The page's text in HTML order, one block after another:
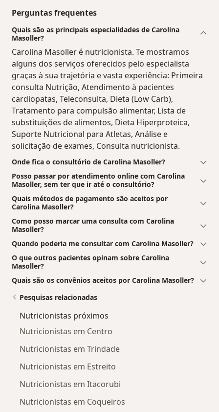
Perguntas frequentes
Quais são as principais especialidades de Carolina
Masoller?
Carolina Masoller é nutricionista. Te mostramos
alguns dos serviços oferecidos pelo especialista
graças à sua trajetória e vasta experiência: Primeira
consulta Nutrição, Atendimento à pacientes
cardiopatas, Teleconsulta, Dieta (Low Carb),
Tratamento para compulsão alimentar, Lista de
substituições de alimentos, Dieta Hiperproteica,
Suporte Nutricional para Atletas, Análise e
solicitação de exames, Consulta nutricionista.
Onde fica o consultório de Carolina Masoller?
Posso passar por atendimento online com Carolina
Masoller, sem ter que ir até o consultório?
Quais métodos de pagamento são aceitos por
Carolina Masoller?
Como posso marcar uma consulta com Carolina
Masoller?
Quando poderia me consultar com Carolina Masoller?
O que outros pacientes opinam sobre Carolina
Masoller?
Quais são os convênios aceitos por Carolina Masoller?
Pesquisas relacionadas
Nutricionistas próximos
Nutricionistas em Centro
Nutricionistas em Trindade
Nutricionistas em Estreito
Nutricionistas em Itacorubi
Nutricionistas em Coqueiros